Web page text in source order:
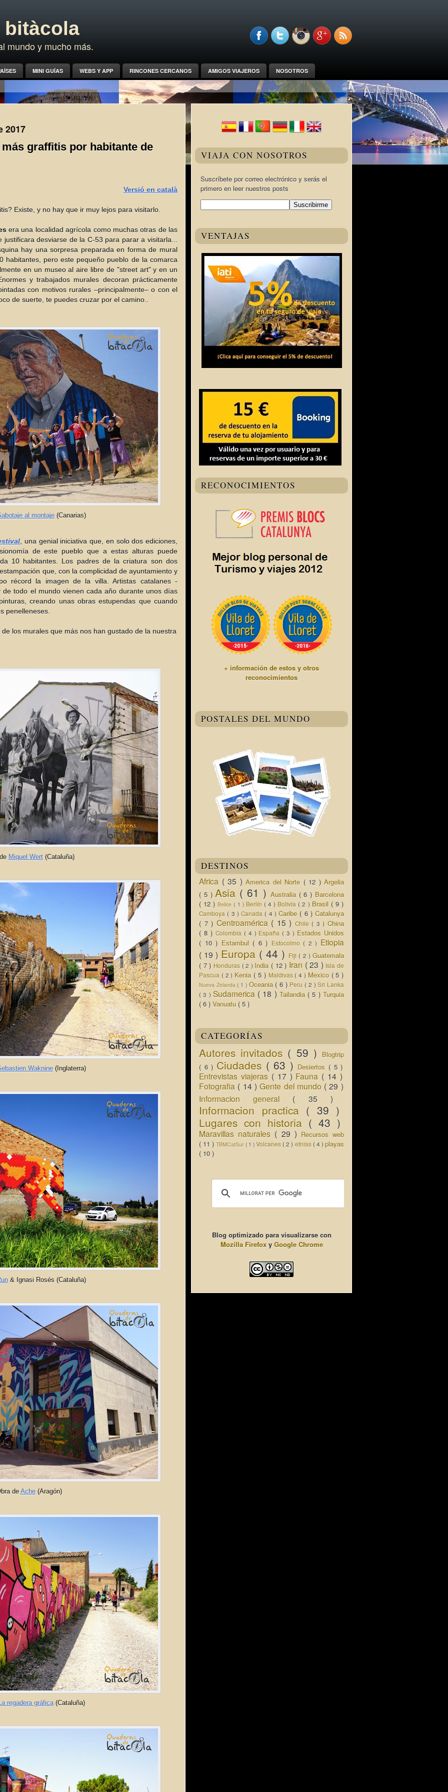
bitàcola
mundo y mucho más.
MINI GUÍAS WEBS Y APP RINCONES CERCANOS AMIGOS VIAJEROS NOSOTROS
2017
graffitis por habitante de
Versió en català
Existe, y no hay que ir muy lejos para visitarlo.
era una localidad agrícola como muchas otras de las
desviarse de la C-53 para parar a visitarla...
hay una sorpresa preparada en forma de mural
habitantes, pero este pequeño pueblo de la comarca
en un museo al aire libre de "street art" y en un
y trabajados murales decoran prácticamente
con motivos rurales –principalmente– o con el
de suerte, te puedes cruzar por el camino..
al montaje(Canarias)
, una genial iniciativa que, en solo dos ediciones,
de este pueblo que a estas alturas puede
10 habitantes. Los padres de la criatura son dos
que, con la complicidad de ayuntamiento y
récord la imagen de la villa. Artistas catalanes -
todo el mundo vienen cada año durante unos días
creando unas obras estupendas que cuando
penelleneses.
los murales que más nos han gustado de la nuestra
Miquel Wert(Cataluña)
Waknine(Inglaterra)
& Ignasi Rosés (Cataluña)
de Ache(Aragón)
regadera gráfica(Cataluña)
VIAJA CON NOSOTROS
Suscríbete por correo electrónico y serás el
primero en leer nuestros posts
VENTAJAS
RECONOCIMIENTOS
+ información de estos y otros
reconocimientos
POSTALES DEL MUNDO
DESTINOS
Africa ( 35 ) America del Norte ( 12 ) Argelia
( 5 )Asia ( 61 ) Australia ( 6 ) Barcelona
( 12 )Belice( 1 ) Berlín ( 4 ) Bolivia ( 2 ) Brasil ( 9 )
Camboya ( 3 ) Canada ( 4 ) Caribe ( 6 ) Catalunya
( 7 ) Centroamérica ( 15 ) Chile ( 3 )China
( 8 ) Colombia ( 4 ) España ( 3 ) Estados Unidos
( 10 ) Estambul ( 6 ) Estocolmo ( 2 ) Etiopia
( 19 ) Europa ( 44 ) Fiji ( 2 )Guatemala
( 7 ) Honduras ( 2 ) India ( 12 ) Iran ( 23 ) Isla de
Pascua ( 2 ) Kenia ( 5 ) Maldivas ( 4 ) Mexico ( 5 )
Nueva Zelanda( 1 ) Oceania ( 6 ) Peru ( 2 )Sri Lanka
( 3 ) Sudamerica ( 18 ) Tailandia ( 5 )Turquia
( 6 ) Vanuatu ( 5 )
CATEGORÍAS
Autores invitados ( 59 )
Blogtrip
( 6 ) Ciudades ( 63 ) Desiertos ( 5 )
Entrevistas viajeras ( 17 ) Fauna ( 14 )
Fotografia ( 14 )Gente del mundo ( 29 )
Informacion general ( 35 )
Informacion practica ( 39 )
Lugares con historia ( 43 )
Maravillas naturales ( 29 ) Recursos web
( 11 )TBMCatSur ( 1 ) Volcanes ( 2 ) etnias ( 4 )playas
( 10 )
Blog optimizado para visualizarse con
Mozilla Firefoxy Google Chrome